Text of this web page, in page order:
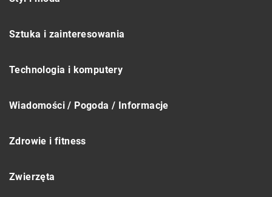
Sztuka i zainteresowania
Technologia i komputery
Wiadomości / Pogoda / Informacje
Zdrowie i fitness
Zwierzęta